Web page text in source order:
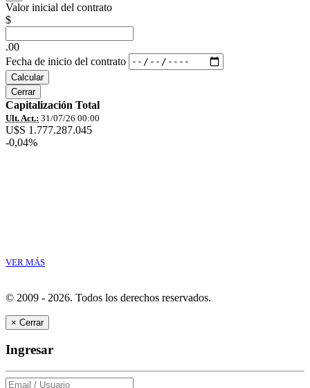
Valor inicial del contrato
$
.00
Fecha de inicio del contrato
Calcular
Cerrar
Capitalización Total
Ult. Act.: 31/07/26 00:00
U$S 1.777.287.045
-0,04%
VER MÁS
© 2009 - 2026. Todos los derechos reservados.
× Cerrar
Ingresar